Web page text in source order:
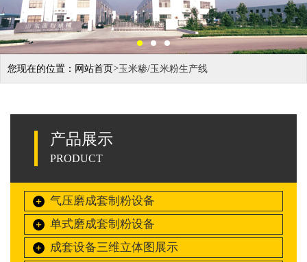
您现在的位置： 网站首页>玉米糁/玉米粉生产线
产品展示
PRODUCT
气压磨成套制粉设备
单式磨成套制粉设备
成套设备三维立体图展示